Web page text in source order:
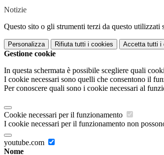
Notizie
Questo sito o gli strumenti terzi da questo
Personalizza Rifiuta tutti i cookies Accetta tutti i
Gestione cookie
In questa schermata è possibile scegliere quali
I cookie necessari sono quelli che consentono il
Per conoscere quali sono i cookie necessari al
Cookie necessari per il funzionamento
I cookie necessari per il funzionamento non
youtube.com
Nome